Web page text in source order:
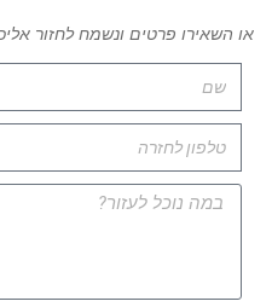
או השאירו פרטים ונשמח לחזור